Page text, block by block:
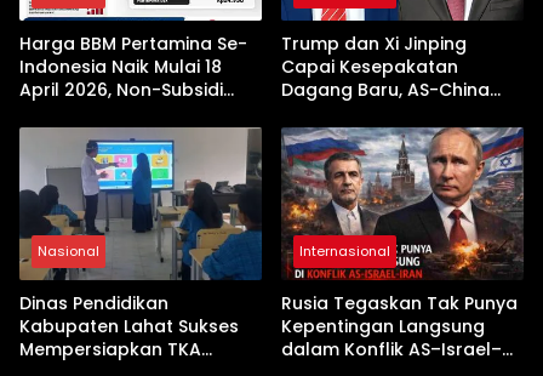
Harga BBM Pertamina Se-
Indonesia Naik Mulai 18
April 2026, Non-Subsidi
Trump dan Xi Jinping
Capai Kesepakatan
Dagang Baru, AS-China
Jelang Kunjungan Beijing
Nasional
Dinas Pendidikan
Kabupaten Lahat Sukses
Mempersiapkan TKA
Internasional
Rusia Tegaskan Tak Punya
Kepentingan Langsung
dalam Konflik AS–Israel–